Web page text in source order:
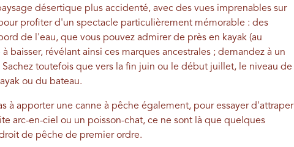
désertique plus accidenté, avec des vues imprenables sur
profiter d'un spectacle particulièrement mémorable : des
de l'eau, que vous pouvez admirer de près en kayak (au
révélant ainsi ces marques ancestrales ; demandez à un
toutefois que vers la fin juin ou le début juillet, le niveau de
ou du bateau.
à apporter une canne à pêche également, pour essayer d'attraper
arc-en-ciel ou un poisson-chat, ce ne sont là que quelques
de pêche de premier ordre.